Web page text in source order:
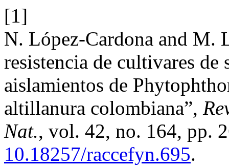
[1]
N. López-Cardona and M.
resistencia de cultivares
aislamientos de
altillanura colombiana”,
Nat., vol. 42, no. 164, pp.
10.18257/raccefyn.695.